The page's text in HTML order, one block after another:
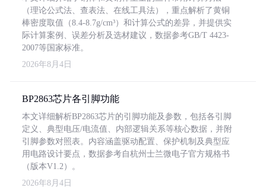
（理论公式法、查表法、在线工具法），重点解析了黄铜
棒密度取值（8.4-8.7g/cm³）和计算公式的差异，并提供实
际计算案例、误差分析及选材建议，数据参考GB/T 4423-
2007等国家标准。
2026年8月4日
BP2863芯片各引脚功能
本文详细解析BP2863芯片的引脚功能及参数，包括各引脚
定义、典型电压/电流值、内部逻辑关系等核心数据，并附
引脚参数对照表。内容涵盖驱动配置、保护机制及典型应
用电路设计要点，数据参考自杭州士兰微电子官方规格书
（版本V1.2）。
2026年8月4日